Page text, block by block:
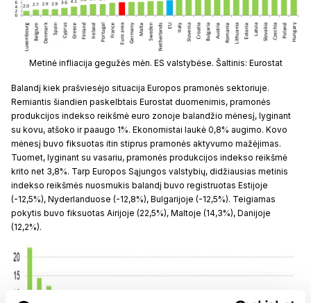
Metinė infliacija gegužės mėn. ES valstybėse. Šaltinis: Eurostat
Balandį kiek prašviesėjo situacija Europos pramonės sektoriuje.
Remiantis šiandien paskelbtais Eurostat duomenimis, pramonės
produkcijos indekso reikšmė euro zonoje balandžio mėnesį, lyginant
su kovu, atšoko ir paaugo 1%. Ekonomistai laukė 0,8% augimo. Kovo
mėnesį buvo fiksuotas itin stiprus pramonės aktyvumo mažėjimas.
Tuomet, lyginant su vasariu, pramonės produkcijos indekso reikšmė
krito net 3,8%. Tarp Europos Sąjungos valstybių, didžiausias metinis
indekso reikšmės nuosmukis balandį buvo registruotas Estijoje
(-12,5%), Nyderlanduose (-12,8%), Bulgarijoje (-12,5%). Teigiamas
pokytis buvo fiksuotas Airijoje (22,5%), Maltoje (14,3%), Danijoje
(12,2%).